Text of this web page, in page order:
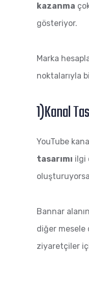
kazanma
gösteriyor.
Marka
noktalarıyla
1)Kanal
YouTube
tasarımı ilgi
Bannar
diğer mesele
ziyaretçiler